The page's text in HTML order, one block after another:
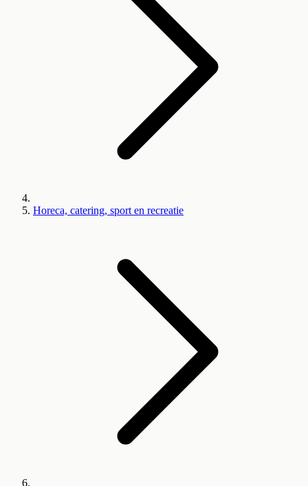
Horeca, catering, sport en recreatie